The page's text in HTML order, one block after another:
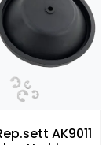
AK9011